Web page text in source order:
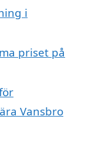
i
priset på
Vansbro